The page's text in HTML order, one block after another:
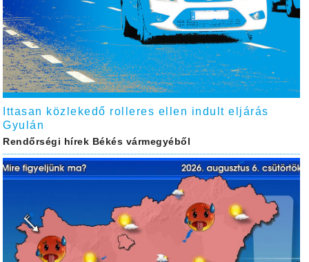
Ittasan közlekedő rolleres ellen indult eljárás
Gyulán
Rendőrségi hírek Békés vármegyéből